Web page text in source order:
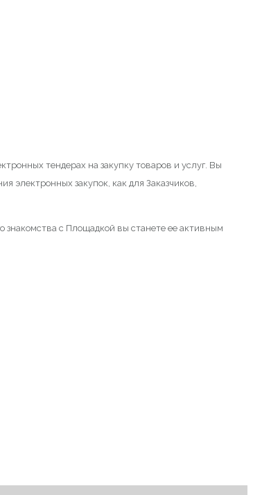
тендерах на закупку товаров и услуг. Вы
электронных закупок, как для Заказчиков,
знакомства с Площадкой вы станете ее активным